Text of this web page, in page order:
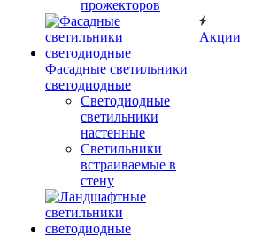
прожекторов
Фасадные светильники
светодиодные
Светодиодные
светильники
настенные
Светильники
встраиваемые в
стену
Акции